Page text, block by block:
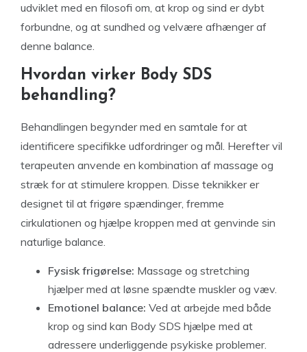
udviklet med en filosofi om, at krop og sind er dybt
forbundne, og at sundhed og velvære afhænger af
denne balance.
Hvordan virker Body SDS
behandling?
Behandlingen begynder med en samtale for at
identificere specifikke udfordringer og mål. Herefter vil
terapeuten anvende en kombination af massage og
stræk for at stimulere kroppen. Disse teknikker er
designet til at frigøre spændinger, fremme
cirkulationen og hjælpe kroppen med at genvinde sin
naturlige balance.
Fysisk frigørelse: Massage og stretching
hjælper med at løsne spændte muskler og væv.
Emotionel balance: Ved at arbejde med både
krop og sind kan Body SDS hjælpe med at
adressere underliggende psykiske problemer.